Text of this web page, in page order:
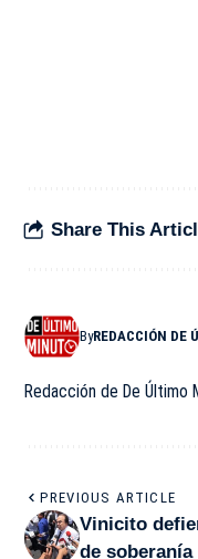
Share This
ByREDACCIÓN DE
Redacción de De Último
PREVIOUS ARTICLE
Vinicito
de